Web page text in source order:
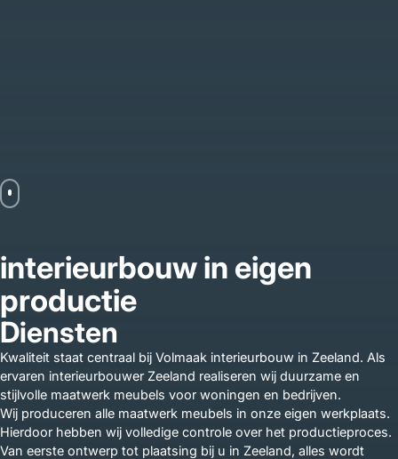
interieurbouw in eigen
productie
Diensten
Kwaliteit staat centraal bij Volmaak interieurbouw in Zeeland. Als
ervaren interieurbouwer Zeeland realiseren wij duurzame en
stijlvolle maatwerk meubels voor woningen en bedrijven.
Wij produceren alle maatwerk meubels in onze eigen werkplaats.
Hierdoor hebben wij volledige controle over het productieproces.
Van eerste ontwerp tot plaatsing bij u in Zeeland, alles wordt